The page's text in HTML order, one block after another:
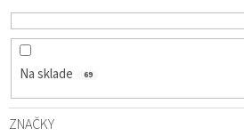
K
T
Na sklade 69
ZNAČKY